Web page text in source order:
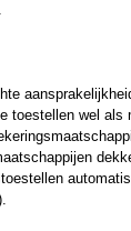
toestellen wel als